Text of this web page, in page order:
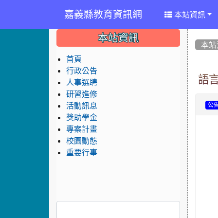
嘉義縣教育資訊網 本站資訊
本
語
公
::: 本站資訊
首頁
行政公告
人事選聘
研習進修
活動訊息
獎助學金
專案計畫
校園動態
重要行事